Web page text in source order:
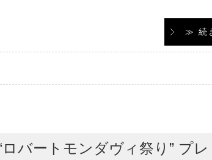
≫ 続
バートモンダヴィ祭り” プレ